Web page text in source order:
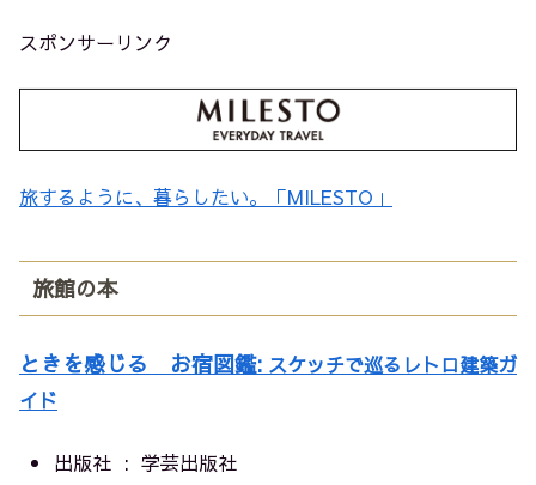
スポンサーリンク
旅するように、暮らしたい。「MILESTO」
旅館の本
ときを感じる お宿図鑑: スケッチで巡るレトロ建築ガ
イド
出版社 ‏ : ‎学芸出版社